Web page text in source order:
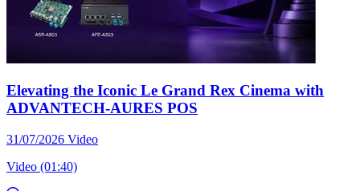
Elevating the Iconic Le Grand Rex Cinema with
ADVANTECH-AURES POS
31/07/2026 Video
Video (01:40)